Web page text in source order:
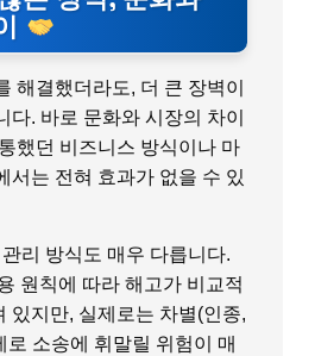
해결했더라도, 더 큰 장벽이
다. 바로 문화와 시장의 차이
했던 비즈니스 방식이나 마
서는 전혀 효과가 없을 수 있
리 방식도 매우 다릅니다.
원칙에 따라 해고가 비교적
있지만, 실제로는 차별(인종,
로 소송에 휘말릴 위험이 매